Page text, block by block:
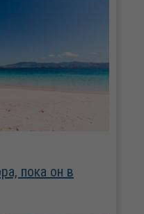
пока он в